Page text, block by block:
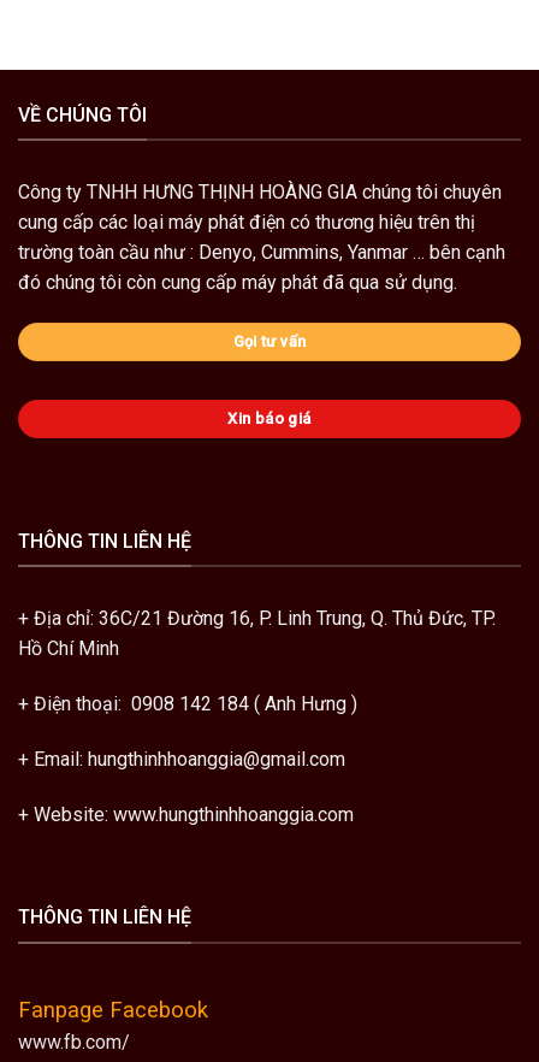
VỀ CHÚNG TÔI
Công ty TNHH HƯNG THỊNH HOÀNG GIA chúng tôi chuyên
cung cấp các loại máy phát điện có thương hiệu trên thị
trường toàn cầu như : Denyo, Cummins, Yanmar … bên cạnh
đó chúng tôi còn cung cấp máy phát đã qua sử dụng.
Gọi tư vấn
Xin báo giá
THÔNG TIN LIÊN HỆ
+ Địa chỉ: 36C/21 Đường 16, P. Linh Trung, Q. Thủ Đức, TP.
Hồ Chí Minh
+ Điện thoại: 0908 142 184 ( Anh Hưng )
+ Email: hungthinhhoanggia@gmail.com
+ Website: www.hungthinhhoanggia.com
THÔNG TIN LIÊN HỆ
Fanpage Facebook
www.fb.com/